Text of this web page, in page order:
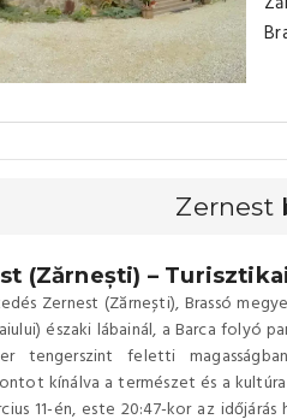
Zernest
(Zărnești) –
Zernest (Zărnești), Brassó
északi lábainál, a Barca folyó
tengerszint feletti
kínálva a természet és a
11-én, este 20:47-kor az